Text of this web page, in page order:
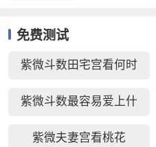
免费测试
紫微斗数田宅宫看何时
买房
紫微斗数最容易爱上什
么人
紫微夫妻宫看桃花